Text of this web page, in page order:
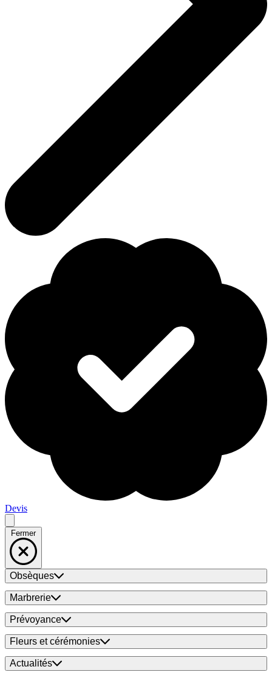
Devis
Fermer
Obsèques
Marbrerie
Prévoyance
Fleurs et cérémonies
Actualités